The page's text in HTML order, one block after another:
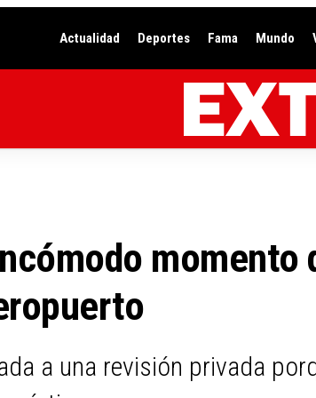
Actualidad Deportes Fama Mundo
momento
a una revisión privada